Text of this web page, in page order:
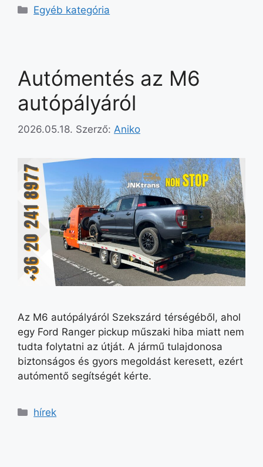
Egyéb kategória
Autómentés az M6
autópályáról
2026.05.18. Szerző: Aniko
Az M6 autópályáról Szekszárd térségéből, ahol
egy Ford Ranger pickup műszaki hiba miatt nem
tudta folytatni az útját. A jármű tulajdonosa
biztonságos és gyors megoldást keresett, ezért
autómentő segítségét kérte.
hírek